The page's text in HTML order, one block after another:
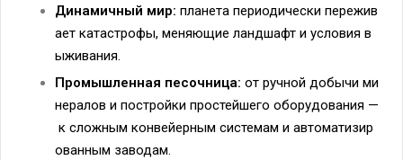
Динамичный мир: планета периодически пережив
ает катастрофы, меняющие ландшафт и условия в
ыживания.
Промышленная песочница: от ручной добычи ми
нералов и постройки простейшего оборудования —
к сложным конвейерным системам и автоматизир
ованным заводам.